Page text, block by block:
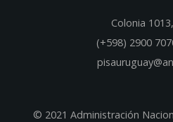
Colonia
(+598) 2900
© 2021 Administración